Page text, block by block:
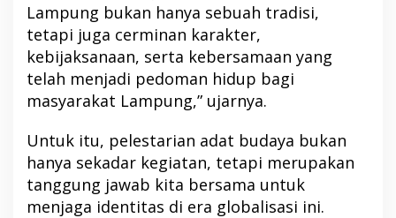
Lampung bukan hanya sebuah tradisi,
tetapi juga cerminan karakter,
kebijaksanaan, serta kebersamaan yang
telah menjadi pedoman hidup bagi
masyarakat Lampung,” ujarnya.
Untuk itu, pelestarian adat budaya bukan
hanya sekadar kegiatan, tetapi merupakan
tanggung jawab kita bersama untuk
menjaga identitas di era globalisasi ini.